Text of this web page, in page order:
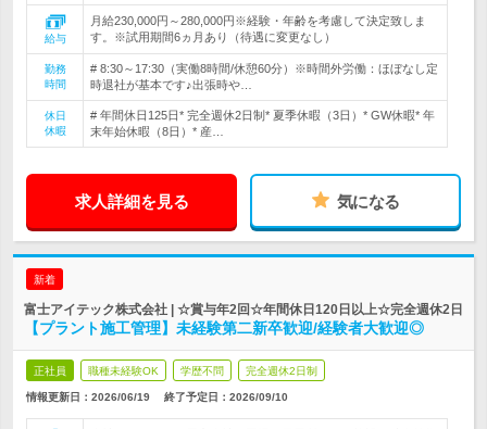
給与
月給230,000円～280,000円※経験・年齢を考慮して決定致しま
す。※試用期間6ヵ月あり（待遇に変更なし）
勤務
時間
# 8:30～17:30（実働8時間/休憩60分）※時間外労働：ほぼなし定
時退社が基本です♪出張時や…
休日
休暇
# 年間休日125日* 完全週休2日制* 夏季休暇（3日）* GW休暇* 年
末年始休暇（8日）* 産…
求人詳細を見る 気になる
新着
富士アイテック株式会社 | ☆賞与年2回☆年間休日120日以上☆完全週休2日
【プラント施工管理】未経験第二新卒歓迎/経験者大歓迎◎
正社員 職種未経験OK 学歴不問 完全週休2日制
情報更新日：2026/06/19 終了予定日： 2026/09/10